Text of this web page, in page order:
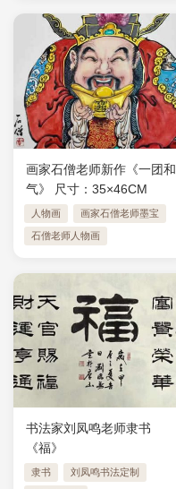
画家石僧老师新作《一团和
气》 ​尺寸：35×46CM
人物画 画家石僧老师墨宝
石僧老师人物画
书法家刘凤鸣老师隶书
《福》
隶书 刘凤鸣书法定制